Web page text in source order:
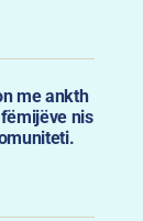
me ankth
nis